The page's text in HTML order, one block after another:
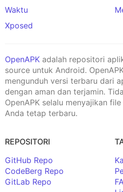
Waktu
Xposed
OpenAPK adalah repositori
source untuk Android.
mengunduh versi terbaru dari
dengan aman dan terjamin.
OpenAPK selalu menyajikan
Anda tetap terbaru.
REPOSITORI
GitHub Repo
CodeBerg Repo
GitLab Repo